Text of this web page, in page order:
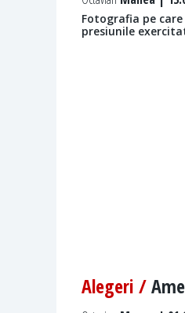
Fotografia pe
presiunile
Alegeri /